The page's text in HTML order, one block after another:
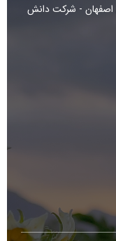
اصفهان - شرکت دانش